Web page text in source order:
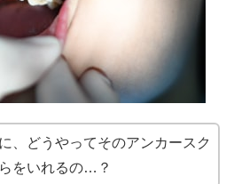
、どうやってそのアンカースク
をいれるの…？